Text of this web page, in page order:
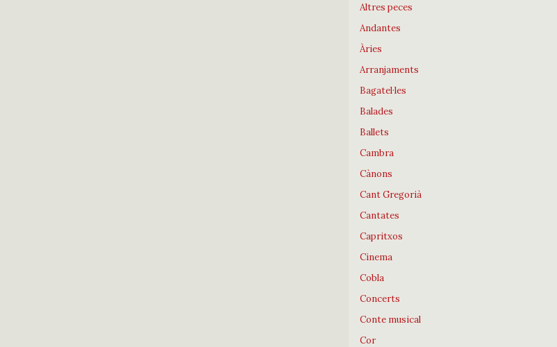
Altres peces
Andantes
Àries
Arranjaments
Bagatel·les
Balades
Ballets
Cambra
Cànons
Cant Gregorià
Cantates
Capritxos
Cinema
Cobla
Concerts
Conte musical
Cor